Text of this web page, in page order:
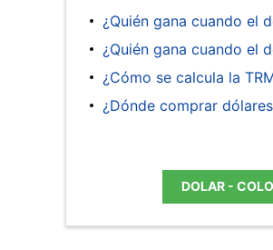
¿Quién gana cuando el
¿Quién gana cuando el
¿Cómo se calcula la
¿Dónde comprar
DOLAR -